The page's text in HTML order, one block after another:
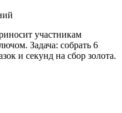
участникам
Задача: собрать 6
и секунд на сбор золота.